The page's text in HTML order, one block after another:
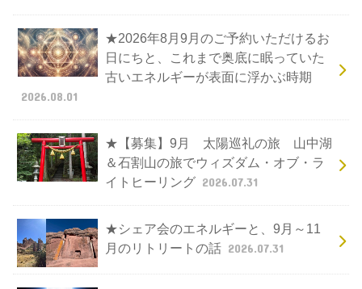
★2026年8月9月のご予約いただけるお
日にちと、これまで奥底に眠っていた
古いエネルギーが表面に浮かぶ時期
2026.08.01
★【募集】9月 太陽巡礼の旅 山中湖
＆石割山の旅でウィズダム・オブ・ラ
イトヒーリング 2026.07.31
★シェア会のエネルギーと、9月～11
月のリトリートの話 2026.07.31